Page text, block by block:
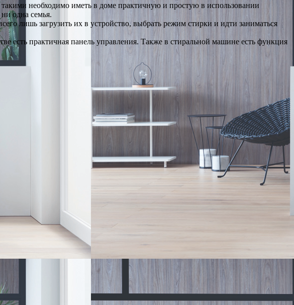
необходимо иметь в доме практичную и простую в использовании
одна семья.
лишь загрузить их в устройство, выбрать режим стирки и идти заниматься
есть практичная панель управления. Также в стиральной машине есть функция